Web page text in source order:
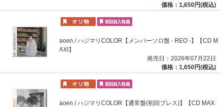
価格：1,650円(税込)
aoen / ハジマリCOLOR【メンバーソロ盤 - REO -】【CD M
AXI】
発売日：2026年07月22日
価格：1,650円(税込)
aoen / ハジマリCOLOR【通常盤(初回プレス)】【CD MAX